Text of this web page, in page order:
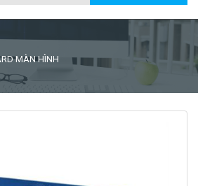
MÀN HÌNH